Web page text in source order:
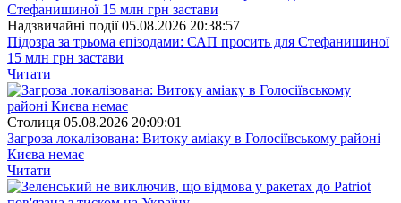
Надзвичайні події 05.08.2026 20:38:57
Підозра за трьома епізодами: САП просить для Стефанишиної
15 млн грн застави
Читати
Столиця 05.08.2026 20:09:01
Загроза локалізована: Витоку аміаку в Голосіївському районі
Києва немає
Читати